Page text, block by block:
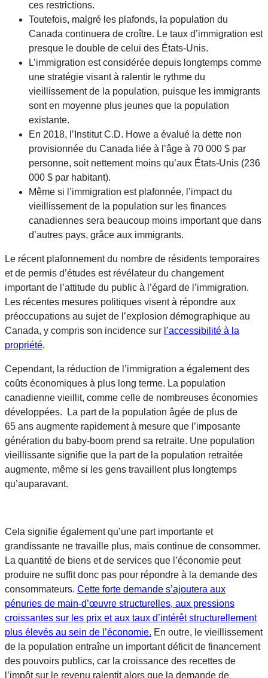
ces restrictions.
Toutefois, malgré les plafonds, la population du
Canada continuera de croître. Le taux d’immigration est
presque le double de celui des États-Unis.
L’immigration est considérée depuis longtemps comme
une stratégie visant à ralentir le rythme du
vieillissement de la population, puisque les immigrants
sont en moyenne plus jeunes que la population
existante.
En 2018, l’Institut C.D. Howe a évalué la dette non
provisionnée du Canada liée à l’âge à 70 000 $ par
personne, soit nettement moins qu’aux États-Unis (236
000 $ par habitant).
Même si l’immigration est plafonnée, l’impact du
vieillissement de la population sur les finances
canadiennes sera beaucoup moins important que dans
d’autres pays, grâce aux immigrants.
Le récent plafonnement du nombre de résidents temporaires
et de permis d’études est révélateur du changement
important de l’attitude du public à l’égard de l’immigration.
Les récentes mesures politiques visent à répondre aux
préoccupations au sujet de l’explosion démographique au
Canada, y compris son incidence sur l’accessibilité à la
propriété.
Cependant, la réduction de l’immigration a également des
coûts économiques à plus long terme. La population
canadienne vieillit, comme celle de nombreuses économies
développées. La part de la population âgée de plus de
65 ans augmente rapidement à mesure que l’imposante
génération du baby-boom prend sa retraite. Une population
vieillissante signifie que la part de la population retraitée
augmente, même si les gens travaillent plus longtemps
qu’auparavant.
Cela signifie également qu’une part importante et
grandissante ne travaille plus, mais continue de consommer.
La quantité de biens et de services que l’économie peut
produire ne suffit donc pas pour répondre à la demande des
consommateurs. Cette forte demande s’ajoutera aux
pénuries de main-d’œuvre structurelles, aux pressions
croissantes sur les prix et aux taux d’intérêt structurellement
plus élevés au sein de l’économie. En outre, le vieillissement
de la population entraîne un important déficit de financement
des pouvoirs publics, car la croissance des recettes de
l’impôt sur le revenu ralentit alors que la demande de